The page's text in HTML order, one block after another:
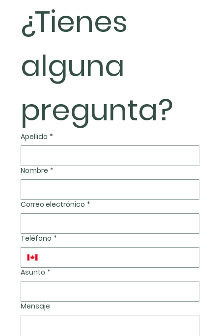
¿Tienes
alguna
pregunta?
Apellido *
Nombre *
Correo electrónico *
Teléfono *
Asunto *
Mensaje